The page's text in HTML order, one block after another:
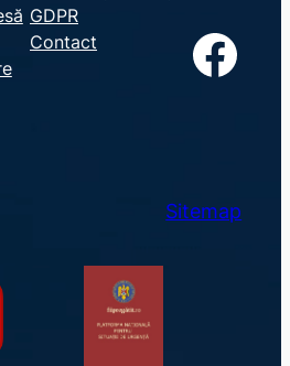
GDPR
Contact
Facebook
Sitemap